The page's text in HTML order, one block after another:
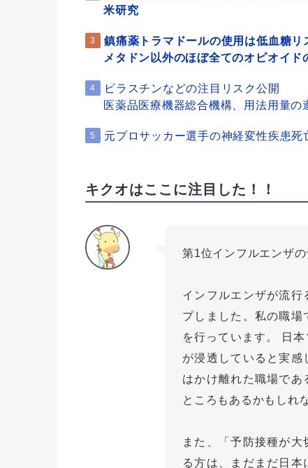
米研究
3
鎮痛薬トラマドールの使用は低血糖リ
メタドン以外のほぼ全てのオピオイド
4
ビラスチンなどの注目リスク公開
医薬品医療機器総合機構、用法用量の
5 元プロサッカー選手の神経変性疾患死
キクオはここに注目した！！
第1位インフルエンザ
インフルエンザが流行
プしました。私の職場
を行っています。 日
が浸透していると実感
はかけ離れた職場であ
ところもあるかもしれ
また、「予防接種が大
る方は、まだまだ日本